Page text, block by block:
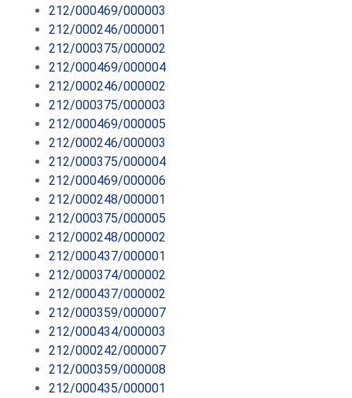
212/000469/000003
212/000246/000001
212/000375/000002
212/000469/000004
212/000246/000002
212/000375/000003
212/000469/000005
212/000246/000003
212/000375/000004
212/000469/000006
212/000248/000001
212/000375/000005
212/000248/000002
212/000437/000001
212/000374/000002
212/000437/000002
212/000359/000007
212/000434/000003
212/000242/000007
212/000359/000008
212/000435/000001